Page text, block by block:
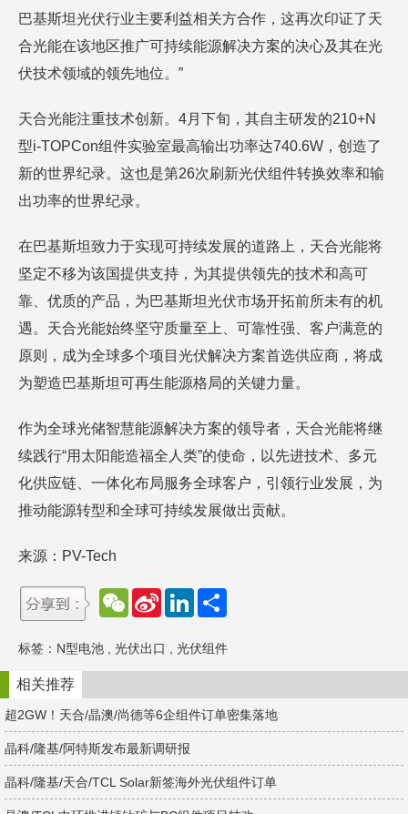
巴基斯坦光伏行业主要利益相关方合作，这再次印证了天
合光能在该地区推广可持续能源解决方案的决心及其在光
伏技术领域的领先地位。”
天合光能注重技术创新。4月下旬，其自主研发的210+N
型i-TOPCon组件实验室最高输出功率达740.6W，创造了
新的世界纪录。这也是第26次刷新光伏组件转换效率和输
出功率的世界纪录。
在巴基斯坦致力于实现可持续发展的道路上，天合光能将
坚定不移为该国提供支持，为其提供领先的技术和高可
靠、优质的产品，为巴基斯坦光伏市场开拓前所未有的机
遇。天合光能始终坚守质量至上、可靠性强、客户满意的
原则，成为全球多个项目光伏解决方案首选供应商，将成
为塑造巴基斯坦可再生能源格局的关键力量。
作为全球光储智慧能源解决方案的领导者，天合光能将继
续践行“用太阳能造福全人类”的使命，以先进技术、多元
化供应链、一体化布局服务全球客户，引领行业发展，为
推动能源转型和全球可持续发展做出贡献。
来源：PV-Tech
W
e
a
t
S
W
e
b
o
L
e
d
n
标签： N型电池 光伏出口 光伏组件
相关推荐
超2GW！天合/晶澳/尚德等6企组件订单密集落地
晶科/隆基/阿特斯发布最新调研报
晶科/隆基/天合/TCL Solar新签海外光伏组件订单